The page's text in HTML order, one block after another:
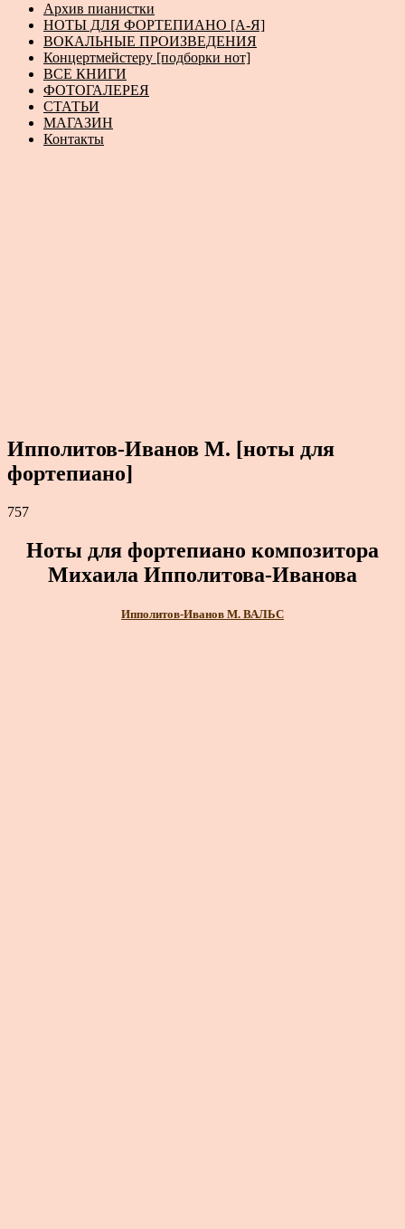
Архив пианистки
НОТЫ ДЛЯ ФОРТЕПИАНО [А-Я]
ВОКАЛЬНЫЕ ПРОИЗВЕДЕНИЯ
Концертмейстеру [подборки нот]
ВСЕ КНИГИ
ФОТОГАЛЕРЕЯ
СТАТЬИ
МАГАЗИН
Контакты
Ипполитов-Иванов М. [ноты для
фортепиано]
757
Ноты для фортепиано композитора
Михаила Ипполитова-Иванова
Ипполитов-Иванов М. ВАЛЬС